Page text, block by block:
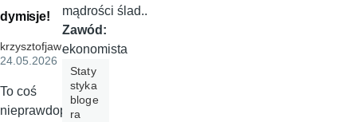
dymisje!
krzysztofjaw,
24.05.2026
To coś
nieprawdop
mądrości ślad..
Zawód:
ekonomista
Staty
styka
bloge
ra